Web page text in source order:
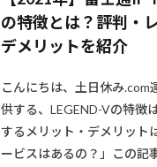
の特徴とは？評判・
デメリットを紹介
こんにちは、土日休み.com
供する、LEGEND-Vの特徴
するメリット・デメリット
ービスはあるの？」この記